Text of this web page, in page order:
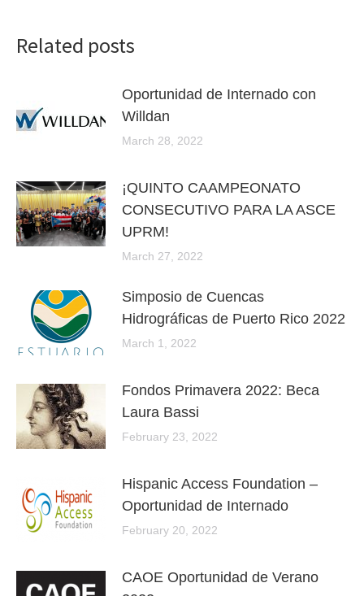
Related posts
Oportunidad de Internado con
Willdan
March 28, 2022
¡QUINTO CAAMPEONATO
CONSECUTIVO PARA LA ASCE
UPRM!
March 27, 2022
Simposio de Cuencas
Hidrográficas de Puerto Rico 2022
March 1, 2022
Fondos Primavera 2022: Beca
Laura Bassi
February 23, 2022
Hispanic Access Foundation –
Oportunidad de Internado
February 20, 2022
CAOE Oportunidad de Verano